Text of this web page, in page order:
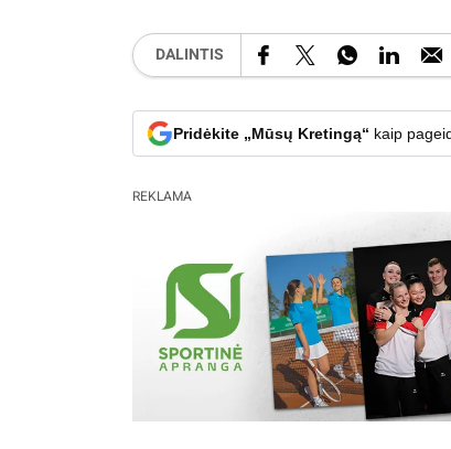
DALINTIS
Pridėkite „Mūsų Kretingą“ kaip
REKLAMA